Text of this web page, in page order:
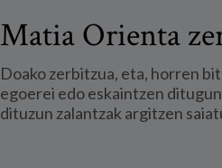
Matia Orienta
Doako zerbitzua, eta, horren
egoerei edo eskaintzen
dituzun zalantzak argitzen